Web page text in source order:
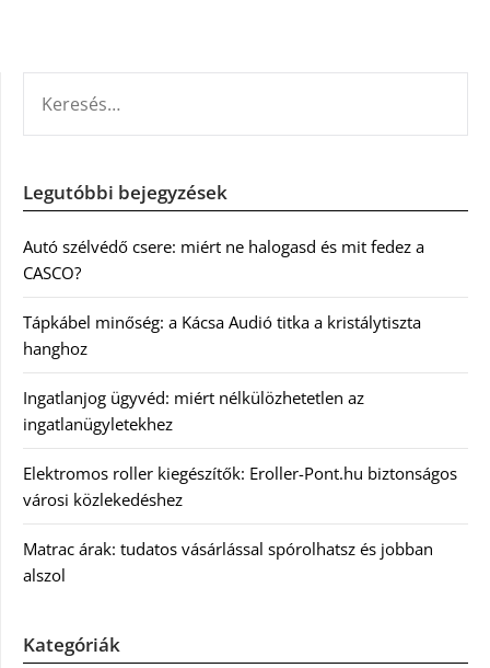
Legutóbbi bejegyzések
Autó szélvédő csere: miért ne halogasd és mit fedez a
CASCO?
Tápkábel minőség: a Kácsa Audió titka a kristálytiszta
hanghoz
Ingatlanjog ügyvéd: miért nélkülözhetetlen az
ingatlanügyletekhez
Elektromos roller kiegészítők: Eroller-Pont.hu biztonságos
városi közlekedéshez
Matrac árak: tudatos vásárlással spórolhatsz és jobban
alszol
Kategóriák